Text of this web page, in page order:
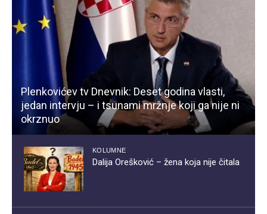
Plenkovićev tv Dnevnik: Deset godina vlasti,
jedan intervju – i tsunami mržnje koji ga nije ni
okrznuo
KOLUMNE
Dalija Orešković – žena koja nije čitala